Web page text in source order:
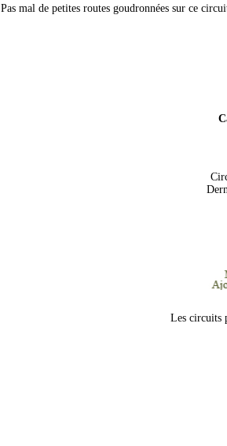
Pas mal de petites routes goudronnées sur ce
Les circuits